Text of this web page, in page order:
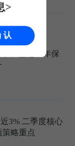
平已超10年保
3% 二季度核心
略重点
>
认